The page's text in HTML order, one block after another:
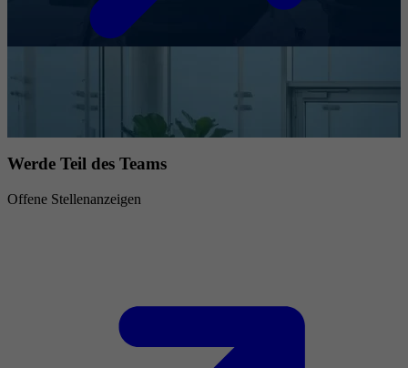
Werde Teil des Teams
Offene Stellenanzeigen